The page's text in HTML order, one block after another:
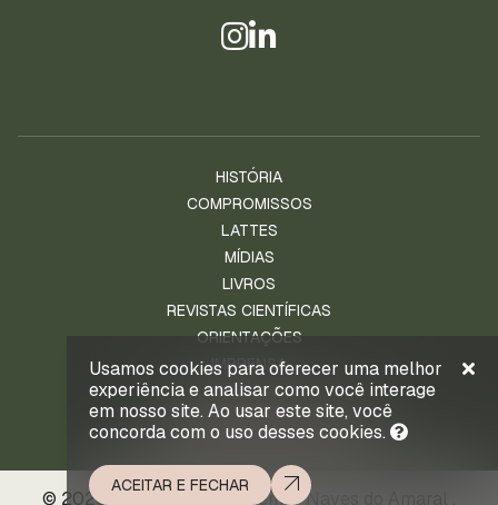
Usamos cookies para oferecer uma melhor
experiência e analisar como você interage
em nosso site. Ao usar este site, você
concorda com o uso desses cookies.
ACEITAR E FECHAR
HISTÓRIA
COMPROMISSOS
LATTES
MÍDIAS
LIVROS
REVISTAS CIENTÍFICAS
ORIENTAÇÕES
IMPRENSA
NOTÍCIAS
ENTRE EM CONTATO
© 2026 . Prof. Ld. Dr. Waldemar Naves do Amaral .